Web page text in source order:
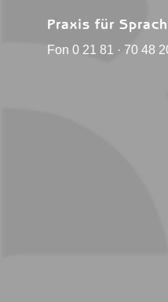
Praxis für
Fon 0 21 81 · 70 48